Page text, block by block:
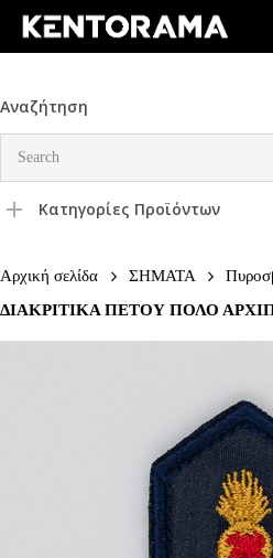
Skip
content
Αναζήτηση
Κατηγορίες Προϊόντων
Αρχική σελίδα ΣΗΜΑΤΑ
ΔΙΑΚΡΙΤΙΚΑ ΠΕΤΟΥ ΠΟΛΟ